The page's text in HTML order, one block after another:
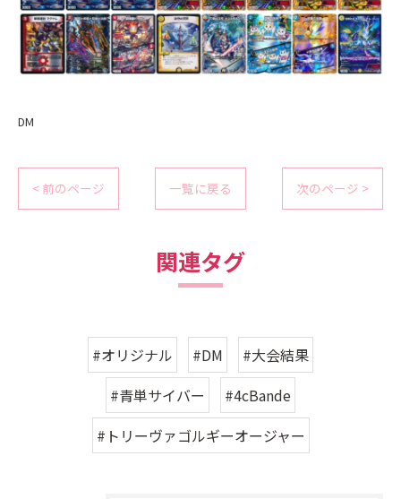
DM
< 前のページ 一覧に戻る 次のページ >
関連タグ
#オリジナル #DM
#大会結果
#青単サイバー
#4cBande
#トリーヴァゴルギーオージャー